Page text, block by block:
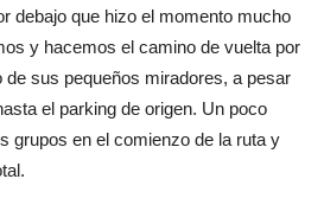
debajo que hizo el momento mucho
y hacemos el camino de vuelta por
de sus pequeños miradores, a pesar
el parking de origen. Un poco
grupos en el comienzo de la ruta y